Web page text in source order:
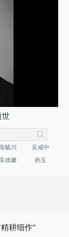
世
毓川
吴咸中
德馨 孙玉
耕细作"